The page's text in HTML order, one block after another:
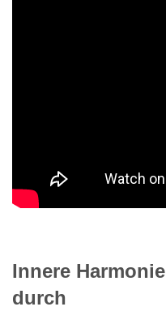
Innere Harmonie
durch